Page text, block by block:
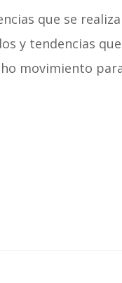
que se
y tendencias
movimiento